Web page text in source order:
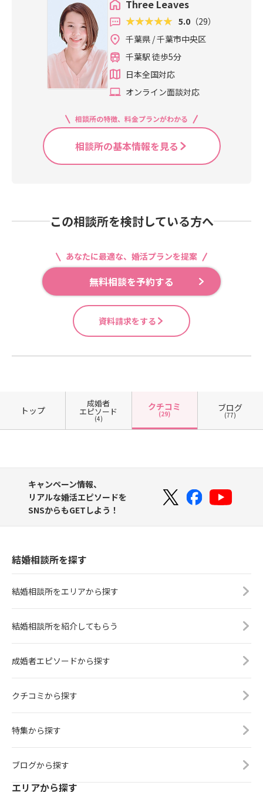
Three Leaves
5.0 （29）
千葉県 / 千葉市中央区
千葉駅 徒歩5分
日本全国対応
オンライン面談対応
相談所の特徴、料金プランがわかる
相談所の基本情報を見る
この相談所を検討している方へ
あなたに最適な、婚活プランを提案
無料相談を予約する
資料請求をする
トップ
成婚者
エピソード
(4)
クチコミ
(29)
ブログ
(77)
キャンペーン情報、
リアルな婚活エピソードを
SNSからもGETしよう！
結婚相談所を探す
結婚相談所をエリアから探す
結婚相談所を紹介してもらう
成婚者エピソードから探す
クチコミから探す
特集から探す
ブログから探す
エリアから探す